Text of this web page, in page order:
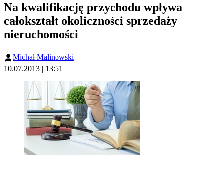
Na kwalifikację przychodu wpływa
całokształt okoliczności sprzedaży
nieruchomości
Michał Malinowski
10.07.2013 | 13:51